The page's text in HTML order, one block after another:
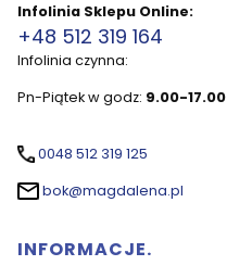
Infolinia Sklepu Online:
+48 512 319 164
Infolinia czynna:
Pn-Piątek w godz: 9.00-17.00
0048 512 319 125
bok@magdalena.pl
Linki w stopce
INFORMACJE.